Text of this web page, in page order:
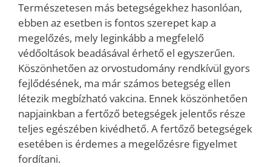
Természetesen más betegségekhez hasonlóan,
ebben az esetben is fontos szerepet kap a
megelőzés, mely leginkább a megfelelő
védőoltások beadásával érhető el egyszerűen.
Köszönhetően az orvostudomány rendkívül gyors
fejlődésének, ma már számos betegség ellen
létezik megbízható vakcina. Ennek köszönhetően
napjainkban a fertőző betegségek jelentős része
teljes egészében kivédhető. A fertőző betegségek
esetében is érdemes a megelőzésre figyelmet
fordítani.